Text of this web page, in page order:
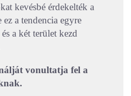
kevésbé érdekelték a
a tendencia egyre
a két terület kezd
vonultatja fel a